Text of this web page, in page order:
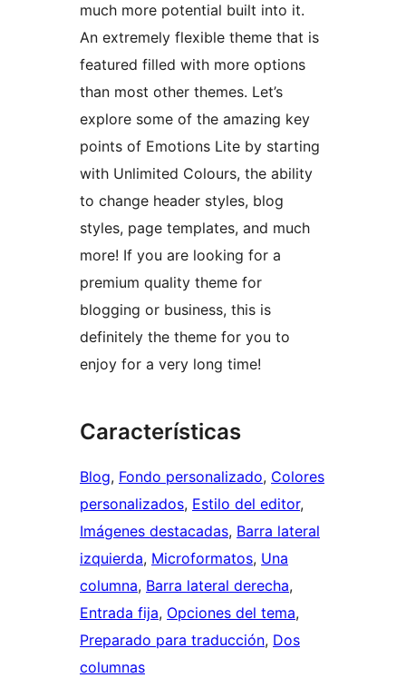
much more potential built into it.
An extremely flexible theme that is
featured filled with more options
than most other themes. Let’s
explore some of the amazing key
points of Emotions Lite by starting
with Unlimited Colours, the ability
to change header styles, blog
styles, page templates, and much
more! If you are looking for a
premium quality theme for
blogging or business, this is
definitely the theme for you to
enjoy for a very long time!
Características
Blog, Fondo personalizado, Colores
personalizados, Estilo del editor
Imágenes destacadas, Barra lateral
izquierda, Microformatos, Una
columna, Barra lateral derecha
Entrada fija, Opciones del tema
Preparado para traducción, Dos
columnas